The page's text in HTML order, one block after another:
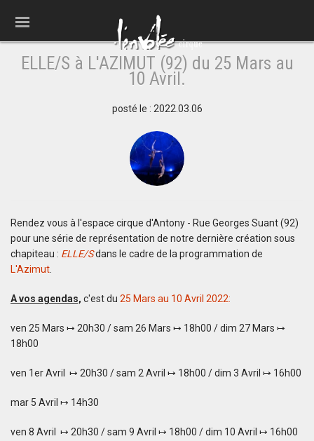
ELLE/S à L'AZIMUT (92) du 25 Mars au
10 Avril.
posté le : 2022.03.06
Rendez vous à l'espace cirque d'Antony - Rue Georges Suant (92)
pour une série de représentation de notre dernière création sous
chapiteau : ELLE/Sdans le cadre de la programmation de
L'Azimut
A vos agendas, c'est du 25 Mars au 10 Avril 2022:
ven 25 Mars ↦ 20h30 / sam 26 Mars ↦ 18h00 / dim 27 Mars ↦
18h00
ven 1er Avril ↦ 20h30 / sam 2 Avril ↦ 18h00 / dim 3 Avril ↦ 16h00
mar 5 Avril ↦ 14h30
ven 8 Avril ↦ 20h30 / sam 9 Avril ↦ 18h00 / dim 10 Avril ↦ 16h00